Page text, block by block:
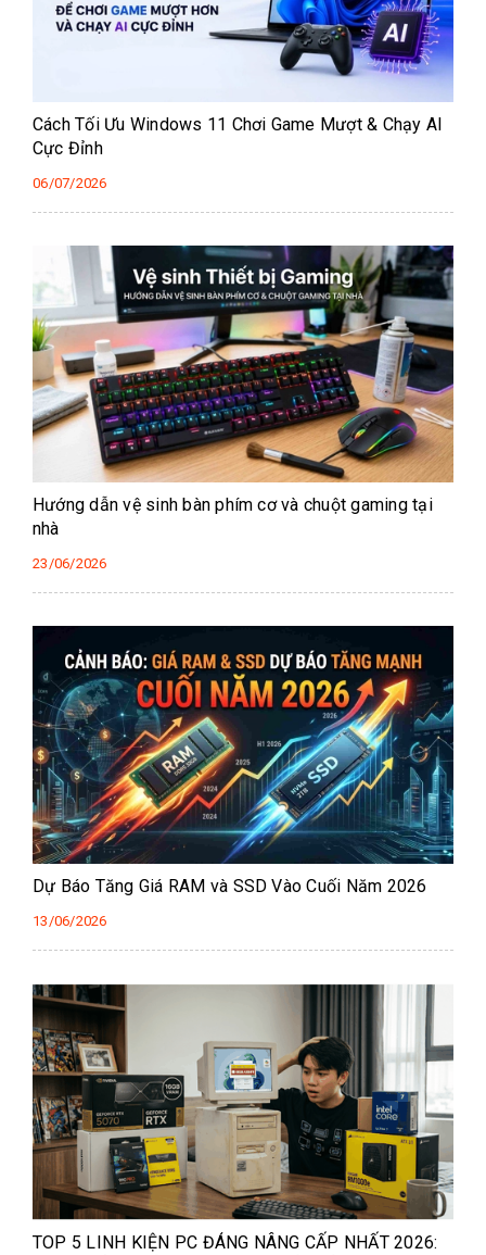
Cách Tối Ưu Windows 11 Chơi Game Mượt & Chạy AI
Cực Đỉnh
06/07/2026
Hướng dẫn vệ sinh bàn phím cơ và chuột gaming tại
nhà
23/06/2026
Dự Báo Tăng Giá RAM và SSD Vào Cuối Năm 2026
13/06/2026
TOP 5 LINH KIỆN PC ĐÁNG NÂNG CẤP NHẤT 2026: